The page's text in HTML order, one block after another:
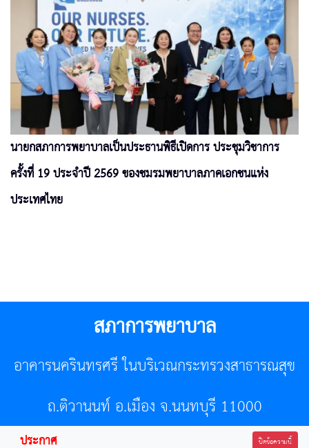
นายกสภาการพยาบาลเป็นประธานพิธีเปิดการ ประชุมวิชาการ
ครั้งที่ 19 ประจำปี 2569 ของชมรมพยาบาลภาคเอกชนแห่ง
ประเทศไทย
สภาการพยาบาล
อาคารนครินทรศรี ในบริเวณกระทรวงสาธารณสุข
ถ.ติวานนท์ อ.เมือง จ.นนทบุรี 11000
โทรศัพท์ 02-596-7500 โทรสาร 0-2589-7121 E-mail :
ประกาศ ปิดข้อความนี้